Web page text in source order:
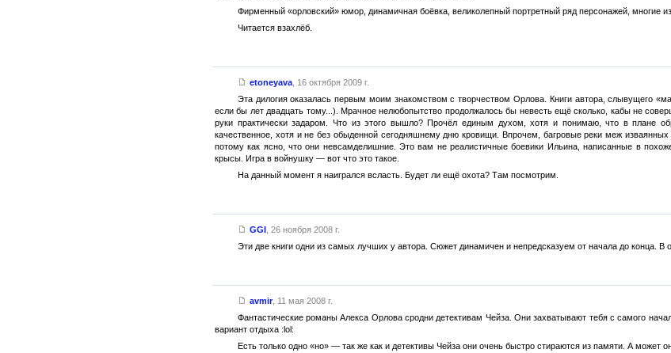
Фирменный «орловский» юмор, динамичная боёвка, великолепный портретный ряд персонажей, многие
Читается взахлёб.
etoneyava, 16 октября 2009 г.
Эта дилогия оказалась первым моим знакомством с творчеством Орлова. Книги автора, слывущего
если бы лет двадцать тому...). Мрачное нелюбопытство продолжалось бы невесть ещё сколько, кабы не
руки практически задаром. Что из этого вышло? Прочёл единым духом, хотя и понимаю, что в плане
качественное, хотя и не без обыденной сегодняшнему дню кровищи. Впрочем, багровые реки меж
потому как ясно, что они невсамделишние. Это вам не реалистичные боевики Ильина, написанные в
крысы. Игра в войнушку — вот что это такое.
На данный момент я наигрался всласть. Будет ли ещё охота? Там посмотрим.
GGI, 26 ноября 2008 г.
Эти две книги одни из самых лучших у автора. Сюжет динамичен и непредсказуем от начала до конца.
avmir, 11 мая 2008 г.
Фантастические романы Алекса Орлова сродни детективам Чейза. Они захватывают тебя с самого
вариант отдыха :lol:
Есть только одно «но» — так же как и детективы Чейза они очень быстро стираются из памяти. А может